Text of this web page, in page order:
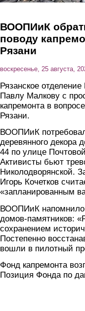
ВООПИиК
поводу
Рязани
воскресенье, 25 августа,
Рязанское
Павлу Малкову с
капремонта в
Рязани.
ВООПИиК
деревянного декора
44 по улице
Активисты бьют
Николодворянской.
Игорь Кочетков
«запланированным
ВООПИиК напомнило
домов-памятников:
сохранением
Постепенно
вошли в пилотный
Фонд капремонта
Позиция Фонда по